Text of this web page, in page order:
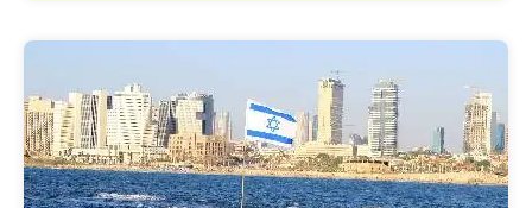
verzorgen. Door gebruik te maken van de mogelijkheden en de
betaalbaar.